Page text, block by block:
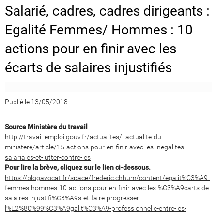
Salarié, cadres, cadres dirigeants :
Egalité Femmes/ Hommes : 10
actions pour en finir avec les
écarts de salaires injustifiés
Publié le 13/05/2018
Source Ministère du travail
http://travail-emploi.gouv.fr/actualites/l-actualite-du-
ministere/article/15-actions-pour-en-finir-avec-les-inegalites-
salariales-et-lutter-contre-les
Pour lire la brève, cliquez sur le lien ci-dessous.
https://blogavocat.fr/space/frederic.chhum/content/egalit%C3%A9-
femmes-hommes-10-actions-pour-en-finir-avec-les-%C3%A9carts-de-
salaires-injustifi%C3%A9s-et-faire-progresser-
l%E2%80%99%C3%A9galit%C3%A9-professionnelle-entre-les-